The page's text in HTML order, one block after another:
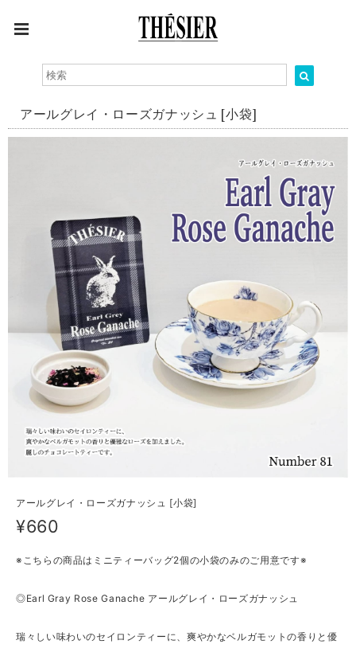
アールグレイ・ローズガナッシュ [小袋]
アールグレイ・ローズガナッシュ [小袋]
¥660
※こちらの商品はミニティーバッグ2個の小袋のみのご用意です※
◎Earl Gray Rose Ganache アールグレイ・ローズガナッシュ
瑞々しい味わいのセイロンティーに、爽やかなベルガモットの香りと優